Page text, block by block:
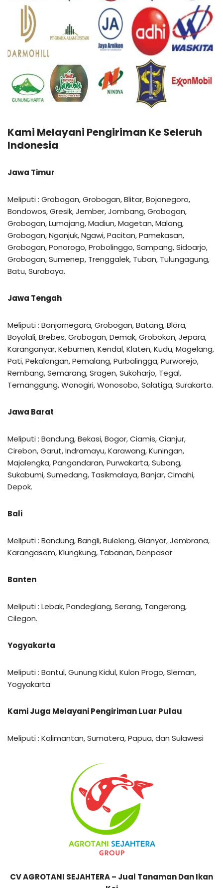
Kami Melayani Pengiriman Ke Seleruh
Indonesia
Jawa Timur
Meliputi : Grobogan, Grobogan, Blitar, Bojonegoro,
Bondowos, Gresik, Jember, Jombang, Grobogan,
Grobogan, Lumajang, Madiun, Magetan, Malang,
Grobogan, Nganjuk, Ngawi, Pacitan, Pamekasan,
Grobogan, Ponorogo, Probolinggo, Sampang, Sidoarjo,
Grobogan, Sumenep, Trenggalek, Tuban, Tulungagung,
Batu, Surabaya.
Jawa Tengah
Meliputi : Banjarnegara, Grobogan, Batang, Blora,
Boyolali, Brebes, Grobogan, Demak, Grobokan, Jepara,
Karanganyar, Kebumen, Kendal, Klaten, Kudu, Magelang,
Pati, Pekalongan, Pemalang, Purbalingga, Purworejo,
Rembang, Semarang, Sragen, Sukoharjo, Tegal,
Temanggung, Wonogiri, Wonosobo, Salatiga, Surakarta.
Jawa Barat
Meliputi : Bandung, Bekasi, Bogor, Ciamis, Cianjur,
Cirebon, Garut, Indramayu, Karawang, Kuningan,
Majalengka, Pangandaran, Purwakarta, Subang,
Sukabumi, Sumedang, Tasikmalaya, Banjar, Cimahi,
Depok.
Bali
Meliputi : Bandung, Bangli, Buleleng, Gianyar, Jembrana,
Karangasem, Klungkung, Tabanan, Denpasar
Banten
Meliputi : Lebak, Pandeglang, Serang, Tangerang,
Cilegon.
Yogyakarta
Meliputi : Bantul, Gunung Kidul, Kulon Progo, Sleman,
Yogyakarta
Kami Juga Melayani Pengiriman Luar Pulau
Meliputi : Kalimantan, Sumatera, Papua, dan Sulawesi
CV AGROTANI SEJAHTERA – Jual Tanaman Dan Ikan